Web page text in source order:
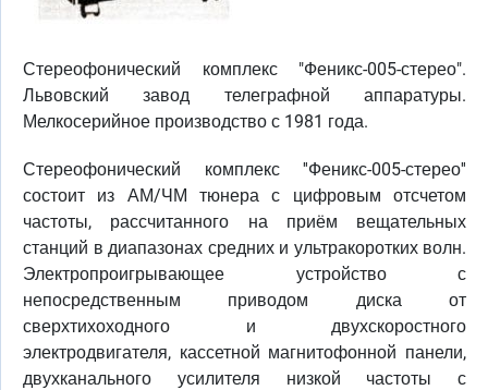
Стереофонический комплекс "Феникс-005-стерео".
Львовский завод телеграфной аппаратуры.
Мелкосерийное производство с 1981 года.
Стереофонический комплекс ''Феникс-005-стерео''
состоит из АМ/ЧМ тюнера с цифровым отсчетом
частоты, рассчитанного на приём вещательных
станций в диапазонах средних и ультракоротких волн.
Электропроигрывающее устройство с
непосредственным приводом диска от
сверхтихоходного и двухскоростного
электродвигателя, кассетной магнитофонной панели,
двухканального усилителя низкой частоты с